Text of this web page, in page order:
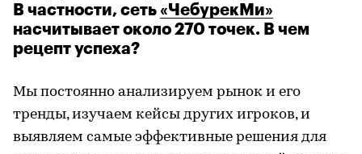
В частности, сеть «ЧебурекМи»
насчитывает около 270 точек. В чем
рецепт успеха?
Мы постоянно анализируем рынок и его
тренды, изучаем кейсы других игроков, и
выявляем самые эффективные решения для